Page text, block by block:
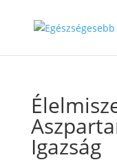
Igazság